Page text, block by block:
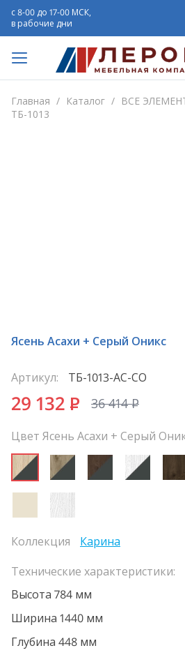
с 8-00 до 17-00 МСК,
в рабочие дни
Главная / Каталог / ВСЕ
ТБ-1013
Ясень Асахи + Серый Оникс
Артикул: ТБ-1013-АС-СО
29 132 P 36 414P
Цвет Ясень Асахи + Серый
Коллекция
Карина
Технические характеристики:
Высота 784 мм
Ширина 1440 мм
Глубина 448 мм